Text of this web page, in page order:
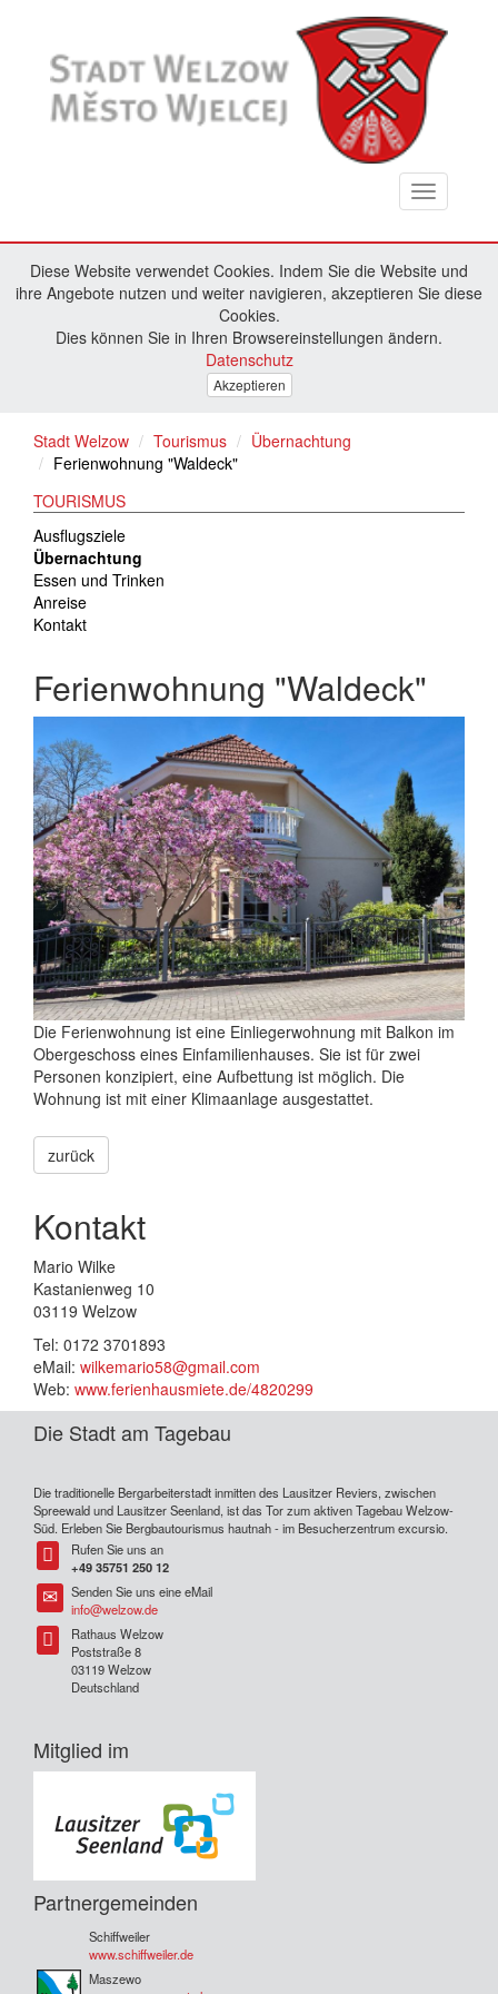
Toggle
navigation
Diese Website verwendet Cookies. Indem Sie die Website und
ihre Angebote nutzen und weiter navigieren, akzeptieren Sie diese
Cookies.
Dies können Sie in Ihren Browsereinstellungen ändern.
Datenschutz
Akzeptieren
Stadt Welzow Tourismus
Übernachtung
Ferienwohnung "Waldeck"
TOURISMUS
Ausflugsziele
Übernachtung
Essen und Trinken
Anreise
Kontakt
Ferienwohnung "Waldeck"
Die Ferienwohnung ist eine Einliegerwohnung mit Balkon im
Obergeschoss eines Einfamilienhauses. Sie ist für zwei
Personen konzipiert, eine Aufbettung ist möglich. Die
Wohnung ist mit einer Klimaanlage ausgestattet.
zurück
Kontakt
Mario Wilke
Kastanienweg 10
03119 Welzow
Tel: 0172 3701893
eMail: wilkemario58@gmail.com
Web: www.ferienhausmiete.de/4820299
Die Stadt am Tagebau
Die traditionelle Bergarbeiterstadt inmitten des Lausitzer Reviers, zwischen
Spreewald und Lausitzer Seenland, ist das Tor zum aktiven Tagebau Welzow-
Süd. Erleben Sie Bergbautourismus hautnah - im Besucherzentrum excursio.
TelRufen Sie uns an
+49 35751 250 12
TelSenden Sie uns eine eMail
info@welzow.de
TelRathaus Welzow
Poststraße 8
03119 Welzow
Deutschland
Mitglied im
Partnergemeinden
Schiffweiler
www.schiffweiler.de
Maszewo